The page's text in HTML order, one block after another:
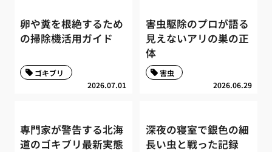
卵や糞を根絶するため
の掃除機活用ガイド
2026.07.01
ゴキブリ
害虫駆除のプロが語る
見えないアリの巣の正
体
2026.06.29
害虫
専門家が警告する北海
道のゴキブリ最新実態
深夜の寝室で銀色の細
長い虫と戦った記録